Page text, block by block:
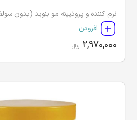
نرم کننده و پروتیینه مو بنوید (بدون
افزودن
2,970,000 ریال